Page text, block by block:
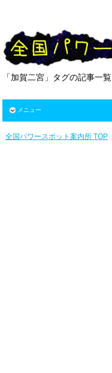
「加賀二宮」タグの記事一覧
メニュー
全国パワースポット案内所 TOP